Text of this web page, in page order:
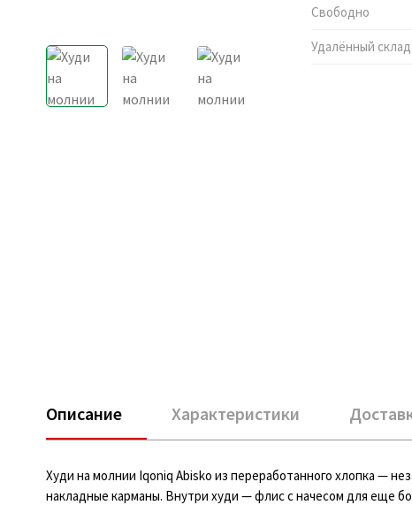
Свободно
Удалённый склад
Описание Характеристики
Худи на молнии Iqoniq Abisko из переработанного хлопка —
накладные карманы. Внутри худи — флис с начесом для еще